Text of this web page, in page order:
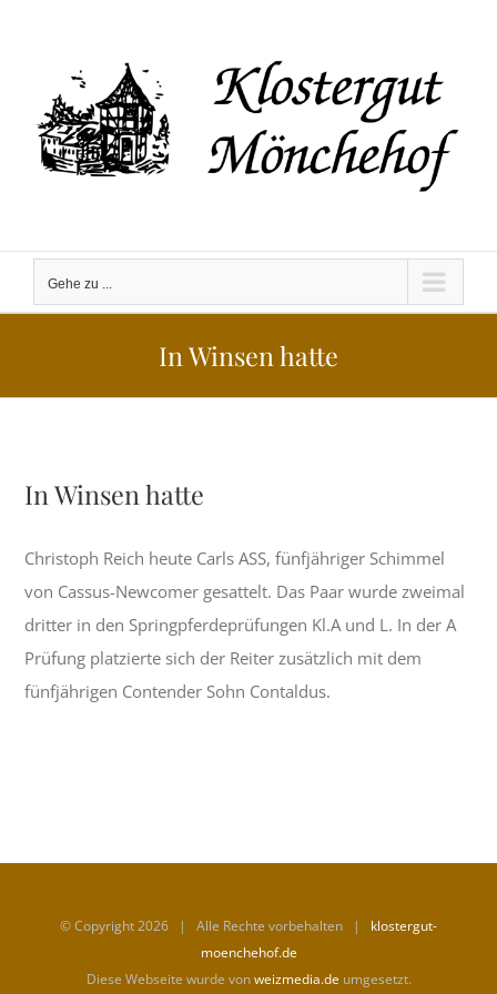
Gehe zu ...
In Winsen hatte
In Winsen hatte
Christoph Reich heute Carls ASS, fünfjähriger Schimmel
von Cassus-Newcomer gesattelt. Das Paar wurde zweimal
dritter in den Springpferdeprüfungen Kl.A und L. In der A
Prüfung platzierte sich der Reiter zusätzlich mit dem
fünfjährigen Contender Sohn Contaldus.
© Copyright2026 | Alle Rechte vorbehalten | klostergut-
moenchehof.de
Diese Webseite wurde vonweizmedia.deumgesetzt.